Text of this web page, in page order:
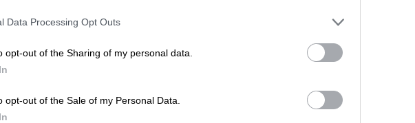
Data Processing Opt Outs
opt-out of the Sharing of my personal data.
opt-out of the Sale of my Personal Data.
Ξανθόπουλος οκτώ μήνες μετά το